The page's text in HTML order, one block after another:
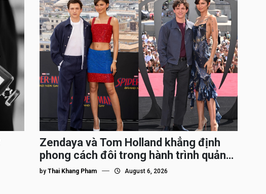
Zendaya và Tom Holland khẳng định
phong cách đôi trong hành trình quảng
bá Spider-Man
byThai Khang Pham August 6, 2026